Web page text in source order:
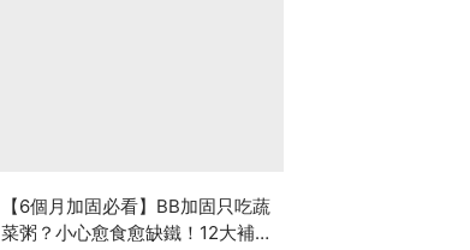
【6個月加固必看】BB加固只吃蔬
菜粥？小心愈食愈缺鐵！12大補鐵